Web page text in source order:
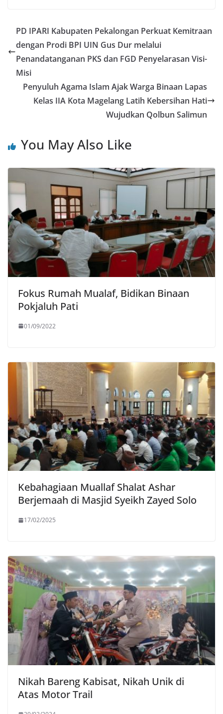
PD IPARI Kabupaten Pekalongan Perkuat Kemitraan
dengan Prodi BPI UIN Gus Dur melalui
Penandatanganan PKS dan FGD Penyelarasan Visi-
Misi
Penyuluh Agama Islam Ajak Warga Binaan Lapas
Kelas IIA Kota Magelang Latih Kebersihan Hati
Wujudkan Qolbun Salimun
You May Also Like
Fokus Rumah Mualaf, Bidikan Binaan
Pokjaluh Pati
01/09/2022
Kebahagiaan Muallaf Shalat Ashar
Berjemaah di Masjid Syeikh Zayed Solo
17/02/2025
Nikah Bareng Kabisat, Nikah Unik di
Atas Motor Trail